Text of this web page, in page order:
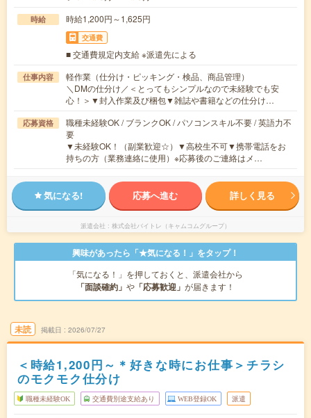
時給 時給1,200円～1,625円
交通費
■ 交通費規定内支給 ※派遣先による
仕事内容
軽作業（仕分け・ピッキング・検品、商品管理）
＼DMの仕分け／＜とってもシンプルなので未経験でも安
心！＞▼封入作業及び梱包▼雑誌や書籍などの仕分け…
応募資格
職種未経験OK / ブランクOK / パソコンスキル不要 / 英語力不
要
▼未経験OK！（副業歓迎☆）▼高校生不可▼携帯電話をお
持ちの方（業務連絡に使用）※応募後のご連絡はメ…
気になる! 応募へ進む 詳しく見る
派遣会社 株式会社バイトレ（キャムコムグループ）
興味があったら「★気になる！」をタップ！
「気になる！」を押しておくと、派遣会社から
「面談確約」 や 「応募歓迎」 が届きます！
未読 掲載日 2026/07/27
＜時給1,200円～＊好きな時にお仕事＞チラシ
のモクモク仕分け
職種未経験OK 交通費別途支給あり WEB登録OK 派遣